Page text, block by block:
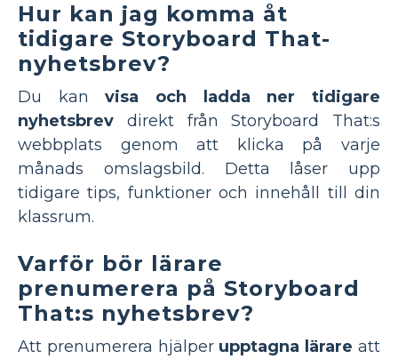
Hur kan jag komma åt
tidigare Storyboard That-
nyhetsbrev?
Du kanvisa och ladda ner tidigare
nyhetsbrev direkt från Storyboard That:s
webbplats genom att klicka på varje
månads omslagsbild. Detta låser upp
tidigare tips, funktioner och innehåll till din
klassrum.
Varför bör lärare
prenumerera på Storyboard
That:s nyhetsbrev?
Att prenumerera hjälper upptagna lärare att